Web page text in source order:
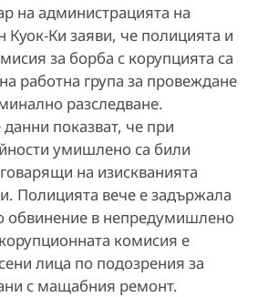
на администрацията на
Куок-Ки заяви, че полицията и
за борба с корупцията са
работна група за провеждане
разследване.
показват, че при
умишлено са били
на изискванията
Полицията вече е задържала
обвинение в непредумишлено
комисия е
лица по подозрения за
с мащабния ремонт.